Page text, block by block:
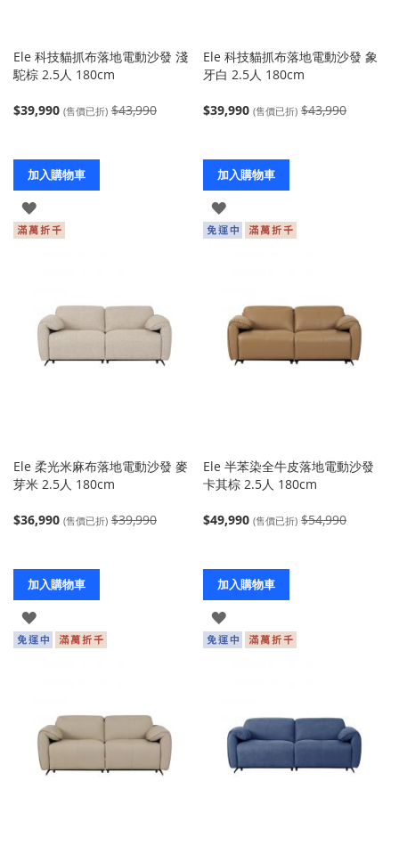
Ele 科技貓抓布落地電動沙發 淺
駝棕 2.5人 180cm
$39,990 (售價已折) $43,990
加入購物車
登
入
Ele 科技貓抓布落地電動沙發 象
牙白 2.5人 180cm
$39,990 (售價已折) $43,990
加入購物車
登
入
Ele 柔光米麻布落地電動沙發 麥
芽米 2.5人 180cm
$36,990 (售價已折) $39,990
加入購物車
登
入
Ele 半苯染全牛皮落地電動沙發
卡其棕 2.5人 180cm
$49,990 (售價已折) $54,990
加入購物車
登
入